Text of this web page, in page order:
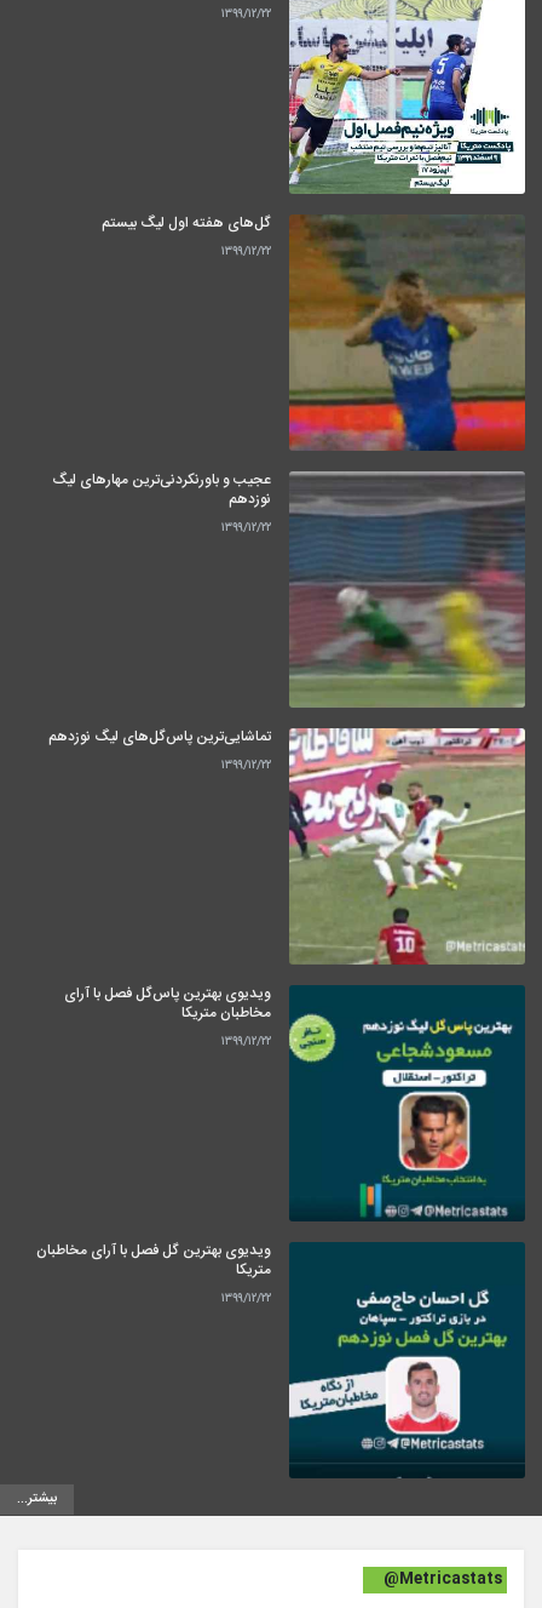
۱۳۹۹/۱۲/۲۲
گل‌های هفته اول لیگ بیستم
۱۳۹۹/۱۲/۲۲
عجیب و باورنکردنی‌ترین مهارهای لیگ
نوزدهم
۱۳۹۹/۱۲/۲۲
تماشایی‌ترین پاس‌گل‌های لیگ نوزدهم
۱۳۹۹/۱۲/۲۲
ویدیوی بهترین پاس‌گل فصل با آرای
مخاطبان متریکا
۱۳۹۹/۱۲/۲۲
ویدیوی بهترین گل فصل با آرای مخاطبان
متریکا
۱۳۹۹/۱۲/۲۲
بیشتر...
@Metricastats